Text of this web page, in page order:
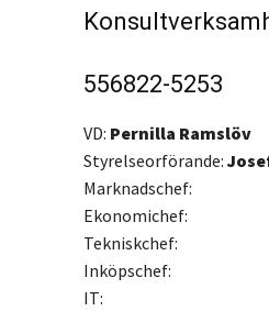
556822-5253
VD: Pernilla Ramslöv
Styrelseorförande:
Marknadschef:
Ekonomichef:
Tekniskchef:
Inköpschef:
IT: